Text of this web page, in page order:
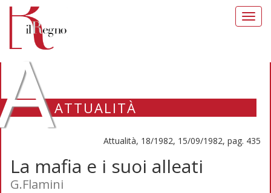
ATTUALITÀ
Attualità, 18/1982, 15/09/1982, pag. 435
La mafia e i suoi alleati
G.Flamini